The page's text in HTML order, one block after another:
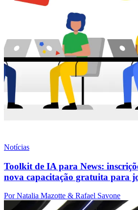
Notícias
Toolkit de IA para News:
nova capacitação gratuita para
Por Natalia Mazotte & Rafael Savone